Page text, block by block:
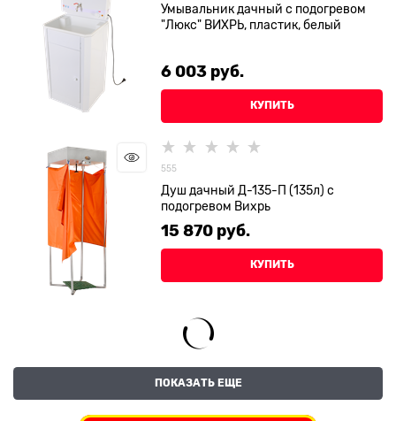
Умывальник дачный с подогревом
"Люкс" ВИХРЬ, пластик, белый
6 003 руб.
КУПИТЬ
555
Душ дачный Д-135-П (135л) с
подогревом Вихрь
15 870 руб.
КУПИТЬ
ПОКАЗАТЬ ЕЩЕ